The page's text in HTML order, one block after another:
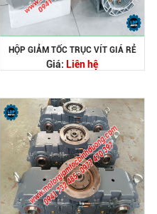
HỘP GIẢM TỐC TRỤC VÍT GIÁ RẺ
Giá: Liên hệ